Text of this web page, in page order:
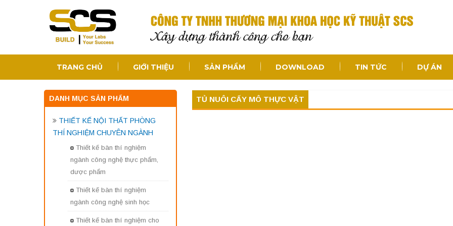
TRANG CHỦ GIỚI THIỆU SẢN PHẨM DOWNLOAD TIN TỨC DỰ ÁN
DANH MỤC SẢN PHẨM
THIẾT KẾ NỘI THẤT PHÒNG
THÍ NGHIỆM CHUYÊN NGÀNH
Thiết kế bàn thí nghiệm
ngành công nghệ thực phẩm,
dược phẩm
Thiết kế bàn thí nghiệm
ngành công nghệ sinh học
Thiết kế bàn thí nghiệm cho
TỦ NUÔI CẤY MÔ THỰC VẬT